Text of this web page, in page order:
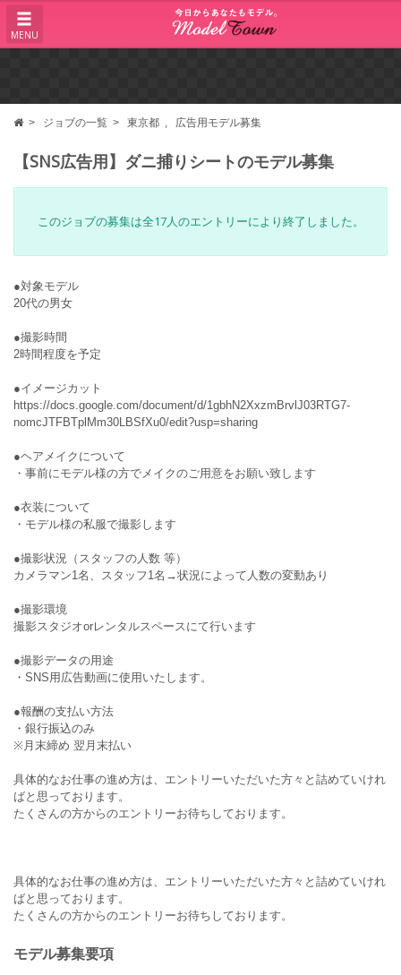
MENU
ジョブの一覧 東京都 広告用モデル募集
【SNS広告用】ダニ捕りシートのモデル募集
このジョブの募集は全17人のエントリーにより終了しました。
●対象モデル
20代の男女
●撮影時間
2時間程度を予定
●イメージカット
https://docs.google.com/document/d/1gbhN2XxzmBrvlJ03RTG7-
nomcJTFBTplMm30LBSfXu0/edit?usp=sharing
●ヘアメイクについて
・事前にモデル様の方でメイクのご用意をお願い致します
●衣装について
・モデル様の私服で撮影します
●撮影状況（スタッフの人数 等）
カメラマン1名、スタッフ1名→状況によって人数の変動あり
●撮影環境
撮影スタジオorレンタルスペースにて行います
●撮影データの用途
・SNS用広告動画に使用いたします。
●報酬の支払い方法
・銀行振込のみ
※月末締め 翌月末払い
具体的なお仕事の進め方は、エントリーいただいた方々と詰めていけれ
ばと思っております。
たくさんの方からのエントリーお待ちしております。
具体的なお仕事の進め方は、エントリーいただいた方々と詰めていけれ
ばと思っております。
たくさんの方からのエントリーお待ちしております。
モデル募集要項